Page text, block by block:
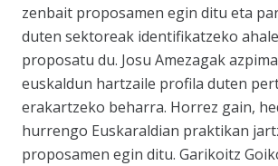
zenbait proposamen egin ditu eta
duten sektoreak identifikatzeko
proposatu du. Josu Amezagak
euskaldun hartzaile profila duten
erakartzeko beharra. Horrez gain,
hurrengo Euskaraldian praktikan
proposamen egin ditu. Garikoitz